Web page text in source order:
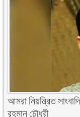
আমরা নিয়ন্ত্রিত
রহমান চৌধুরী